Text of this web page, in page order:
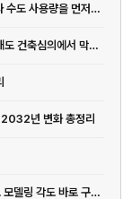
[부동산] 모텔 매출 확인 방법, 총매출보다 RevPAR와 수도 사용량을 먼저...
[법규] 호스텔 용도변경 허가 조건, 주차·소방을 통과해도 건축심의에서 막히는 이유
년 변화 총정리
[설계] 물매·경사도 각도 변환 계산기 — arctan으로 모델링 각도 바로 구하기